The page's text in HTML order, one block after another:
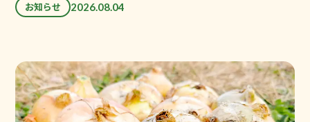
お知らせ 2026.08.04